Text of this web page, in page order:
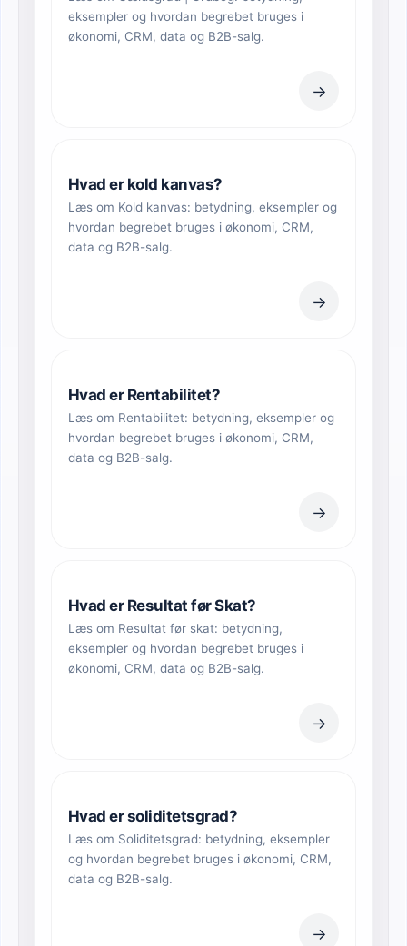
eksempler og hvordan begrebet bruges i
økonomi, CRM, data og B2B-salg.
→
Hvad er kold kanvas?
Læs om Kold kanvas: betydning, eksempler og
hvordan begrebet bruges i økonomi, CRM,
data og B2B-salg.
→
Hvad er Rentabilitet?
Læs om Rentabilitet: betydning, eksempler og
hvordan begrebet bruges i økonomi, CRM,
data og B2B-salg.
→
Hvad er Resultat før Skat?
Læs om Resultat før skat: betydning,
eksempler og hvordan begrebet bruges i
økonomi, CRM, data og B2B-salg.
→
Hvad er soliditetsgrad?
Læs om Soliditetsgrad: betydning, eksempler
og hvordan begrebet bruges i økonomi, CRM,
data og B2B-salg.
→